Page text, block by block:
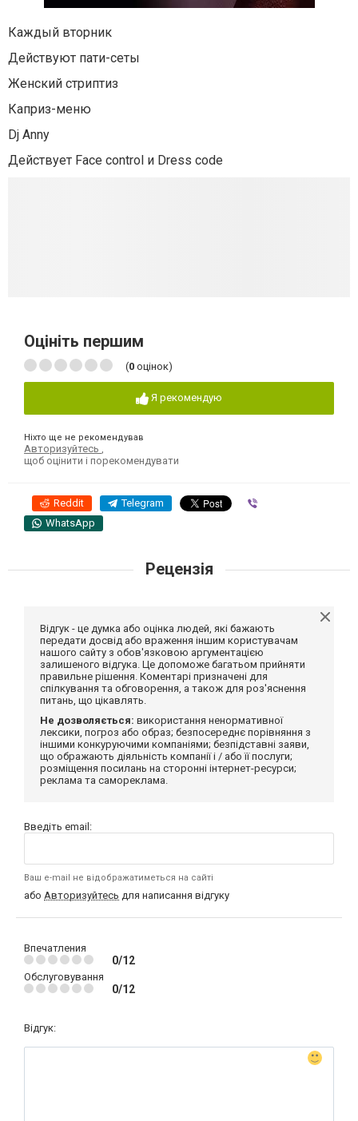
Каждый вторник
Действуют пати-сеты
Женский стриптиз
Каприз-меню
Dj Anny
Действует Face control и Dress code
Оцініть першим
(0 оцінок)
Я рекомендую
Ніхто ще не рекомендував
Авторизуйтесь
щоб оцінити і порекомендувати
Reddit Telegram
WhatsApp
Рецензія
Відгук - це думка або оцінка людей, які бажають
передати досвід або враження іншим користувачам
нашого сайту з обов'язковою аргументацією
залишеного відгука. Це допоможе багатьом прийняти
правильне рішення. Коментарі призначені для
спілкування та обговорення, а також для роз'яснення
питань, що цікавлять.
Не дозволяється: використання ненормативної
лексики, погроз або образ; безпосереднє порівняння з
іншими конкуруючими компаніями; безпідставні заяви,
що ображають діяльність компанії і / або її послуги;
розміщення посилань на сторонні інтернет-ресурси;
реклама та самореклама.
Введіть email:
Ваш e-mail не відображатиметься на сайті
або Авторизуйтесь для написання відгуку
Впечатления
0/12
Обслуговування
0/12
Відгук: